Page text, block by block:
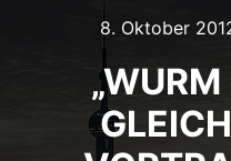
8. Oktober